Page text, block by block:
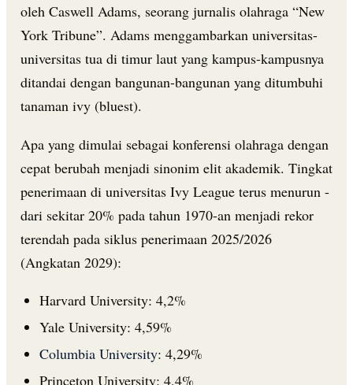
oleh Caswell Adams, seorang jurnalis olahraga “New
York Tribune”. Adams menggambarkan universitas-
universitas tua di timur laut yang kampus-kampusnya
ditandai dengan bangunan-bangunan yang ditumbuhi
tanaman ivy (bluest).
Apa yang dimulai sebagai konferensi olahraga dengan
cepat berubah menjadi sinonim elit akademik. Tingkat
penerimaan di universitas Ivy League terus menurun -
dari sekitar 20% pada tahun 1970-an menjadi rekor
terendah pada siklus penerimaan 2025/2026
(Angkatan 2029):
Harvard University: 4,2%
Yale University: 4,59%
Columbia University: 4,29%
Princeton University: 4,4%